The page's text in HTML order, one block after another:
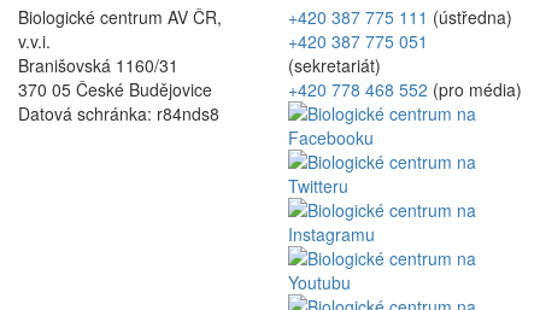
Biologické centrum AV ČR,
v.v.i.
Branišovská 1160/31
370 05 České Budějovice
Datová schránka: r84nds8
+420 387 775 111 (ústředna)
+420 387 775 051
(sekretariát)
+420 778 468 552 (pro média)